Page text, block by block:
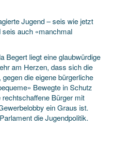
Jugend – seis wie jetzt
seis auch «manchmal
Begert liegt eine glaubwürdige
am Herzen, dass sichdie
die eigene bürgerliche
Bewegte in Schutz
Bürger mit
ein Graus ist.
die Jugendpolitik.